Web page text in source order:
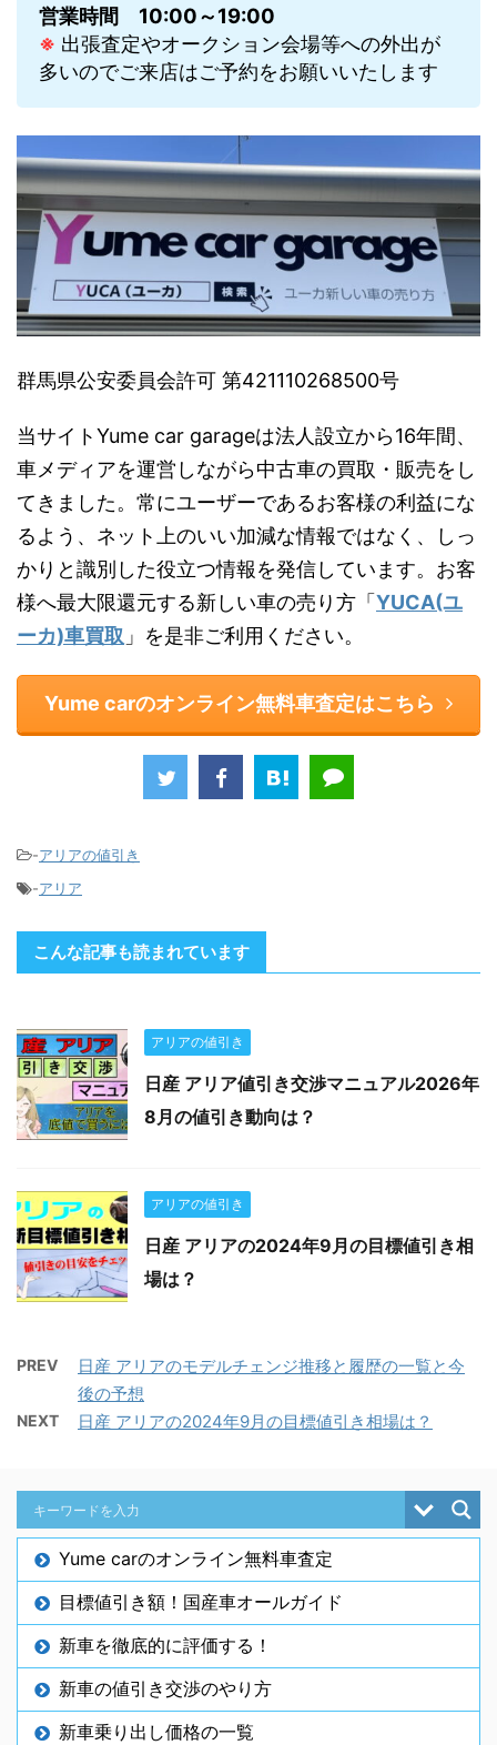
営業時間
10:00～19:00
※ 出張査定やオークション会場等への外出が
多いのでご来店はご予約をお願いいたします
群馬県公安委員会許可 第421110268500号
当サイトYume car garageは法人設立から16年間、
車メディアを運営しながら中古車の買取・販売をし
てきました。常にユーザーであるお客様の利益にな
るよう、ネット上のいい加減な情報ではなく、しっ
かりと識別した役立つ情報を発信しています。お客
様へ最大限還元する新しい車の売り方「 YUCA(ユ
ーカ)車買取 」を是非ご利用ください。
Yume carのオンライン無料車査定はこちら
-アリアの値引き
-アリア
こんな記事も読まれています
アリアの値引き
日産 アリア値引き交渉マニュアル2026年
8月の値引き動向は？
アリアの値引き
日産 アリアの2024年9月の目標値引き相
場は？
PREV
日産 アリアのモデルチェンジ推移と履歴の一覧と今
後の予想
NEXT 日産 アリアの2024年9月の目標値引き相場は？
Yume carのオンライン無料車査定
目標値引き額！国産車オールガイド
新車を徹底的に評価する！
新車の値引き交渉のやり方
新車乗り出し価格の一覧